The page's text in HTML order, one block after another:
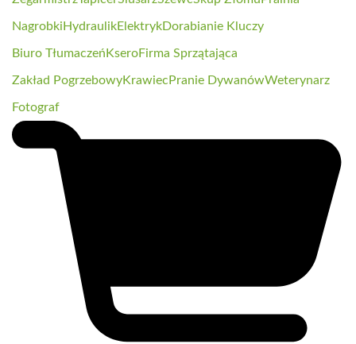
Nagrobki HydraulikElektrykDorabianie Kluczy
Biuro Tłumaczeń KseroFirma Sprzątająca
Zakład PogrzebowyKrawiec Pranie DywanówWeterynarz
Fotograf